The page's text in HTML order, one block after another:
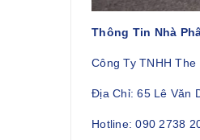
Thông Tin Nhà
Công Ty TNHH
Địa Chỉ: 65 Lê Văn
Hotline: 090 2738